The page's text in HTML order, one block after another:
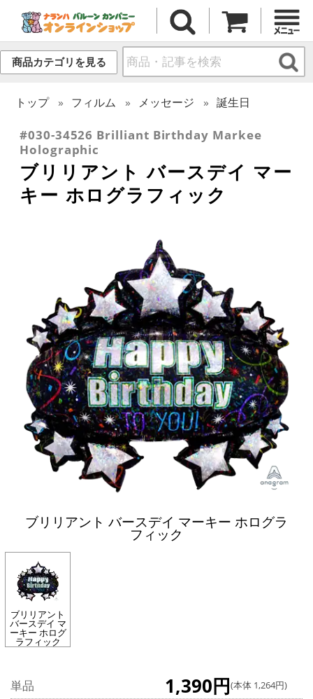
商品カテゴリを見る
トップ フィルム メッセージ 誕生日
#030-34526 Brilliant Birthday Markee
Holographic
ブリリアント バースデイ マー
キー ホログラフィック
ブリリアント バースデイ マーキー ホログラ
フィック
ブリリアント
バースデイ マ
ーキー ホログ
ラフィック
単品 1,390円(本体 1,264円)